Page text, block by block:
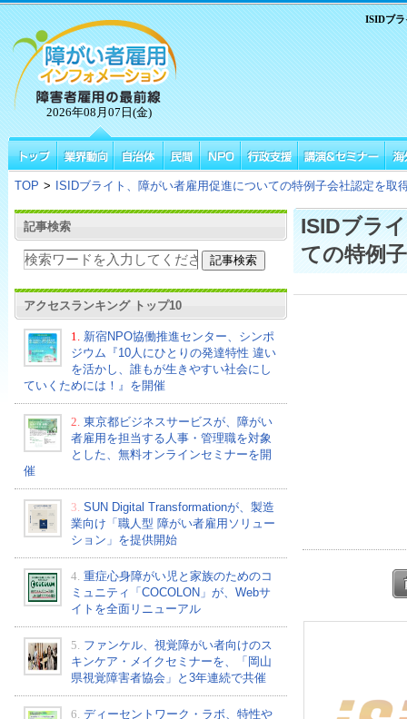
2026年08月07日(金)
ISIDブラ
TOP > ISIDブライト、障がい者雇用促進についての特例子会社認定を取
記事検索
アクセスランキング トップ10
1.
新宿NPO協働推進センター、シンポ
ジウム『10人にひとりの発達特性 違い
を活かし、誰もが生きやすい社会にし
ていくためには！』を開催
2. 東京都ビジネスサービスが、障がい
者雇用を担当する人事・管理職を対象
とした、無料オンラインセミナーを開
催
3. SUN Digital Transformationが、製造
業向け「職人型 障がい者雇用ソリュー
ション」を提供開始
4. 重症心身障がい児と家族のためのコ
ミュニティ「COCOLON」が、Webサ
イトを全面リニューアル
5. ファンケル、視覚障がい者向けのス
キンケア・メイクセミナーを、「岡山
県視覚障害者協会」と3年連続で共催
6. ディーセントワーク・ラボ、特性や
ISIDブラ
ての特例